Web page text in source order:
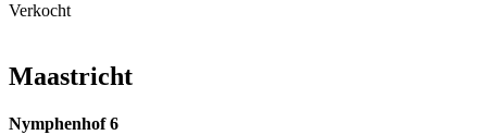
Verkocht
Maastricht
Nymphenhof 6